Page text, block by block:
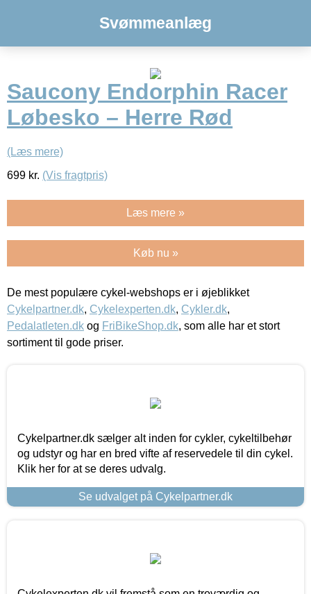
Svømmeanlæg
Saucony Endorphin Racer
Løbesko – Herre Rød
(Læs mere)
699 kr. (Vis fragtpris)
Læs mere »
Køb nu »
De mest populære cykel-webshops er i øjeblikket
Cykelpartner.dk, Cykelexperten.dk, Cykler.dk,
Pedalatleten.dk og FriBikeShop.dk, som alle har et stort
sortiment til gode priser.
Cykelpartner.dk sælger alt inden for cykler, cykeltilbehør
og udstyr og har en bred vifte af reservedele til din cykel.
Klik her for at se deres udvalg.
Se udvalget på Cykelpartner.dk